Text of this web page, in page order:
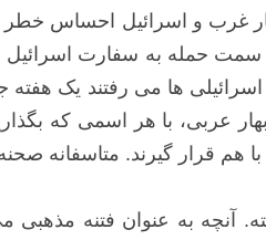
غرب و اسرائیل احساس
ها می رفتند یک
عربی، با هر اسمی که
قرار گیرند. متاسفانه
و سنی در درگیری ها نبوده، در 1400